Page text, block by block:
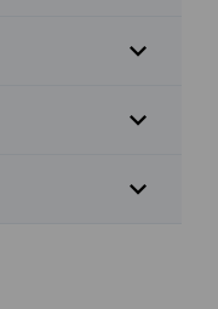
expand_more
expand_more
expand_more